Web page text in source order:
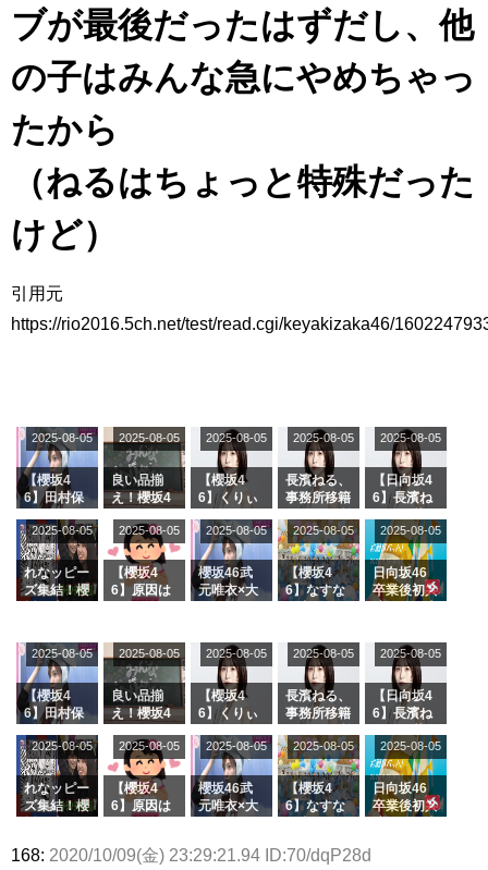
ふぇどみ！ / 【悲報】呪術廻戦、視聴率5.1%
ふぇどみ！ / 【画像】スポ－ツキャスターお姉さん・ハメまくりだったｗｗ
ふぇどみ！ / 【悲報】母「裕福な過程が高学歴になるとか大嘘。教育に金を
かけまくったうちの息子が団地住みの貧乏に学歴で負けた」
Powered by livedoor 相互RSS
ブが最後だったはずだし、他
の子はみんな急にやめちゃっ
たから
（ねるはちょっと特殊だった
けど）
引用元
https://rio2016.5ch.net/test/read.cgi/keyakizaka46/
【櫻坂4
6】田村保
ージを脱い
でいた理由
2025-08-05
良い品揃
え！櫻坂4
グル『Mak
e or Brea
k』オフィ
シャルグッ
ズ絶賛販売
2025-08-05
【櫻坂4
6】くりぃ
の2人を手
玉に取る大
沼晶保【く
りぃむナン
タラ】
2025-08-05
長濱ねる、
事務所移籍
属を発表
2025-08-05
【日向坂4
6】長濱ね
ら移籍しフ
ラーム所属
に。これで
事務所に所
属している
がこちら
2025-08-05
れなッピー
ズ集結！櫻
理子、8/6
「ラヴィッ
ト！」水曜
スタジオ出
演決定
2025-08-05
【櫻坂4
6】原因は
uddiesを
ざわつかせ
る...
2025-08-05
櫻坂46武
元唯衣×大
カップお姉
さんに恐怖
【くりぃむ
ナンタラ】
2025-08-05
【櫻坂4
6】なすな
2曲目っ
て...【ラヴ
ィット 東
京ドーム公
演】
2025-08-05
日向坂46
卒業後初共
師匠オード
リー若林さ
んと再会し
た結果･･･
【激レアさ
きた。】
2025-08-05
【櫻坂4
6】田村保
ージを脱い
でいた理由
2025-08-05
良い品揃
え！櫻坂4
グル『Mak
e or Brea
k』オフィ
シャルグッ
ズ絶賛販売
2025-08-05
【櫻坂4
6】くりぃ
の2人を手
玉に取る大
沼晶保【く
りぃむナン
タラ】
2025-08-05
長濱ねる、
事務所移籍
属を発表
2025-08-05
【日向坂4
6】長濱ね
ら移籍しフ
ラーム所属
に。これで
事務所に所
属している
2025-08-05
れなッピー
ズ集結！櫻
理子、8/6
2025-08-05
【櫻坂4
6】原因は
uddiesを
2025-08-05
櫻坂46武
元唯衣×大
カップお姉
2025-08-05
【櫻坂4
6】なすな
2曲目っ
2025-08-05
日向坂46
卒業後初共
2025-08-05
168: 2020/10/09(金) 23:29:21.94 ID:70/dqP28d